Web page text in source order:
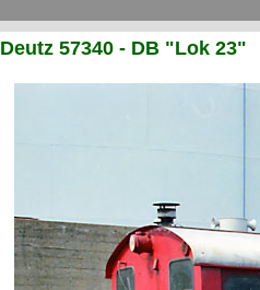
Deutz 57340 - DB "Lok 23"